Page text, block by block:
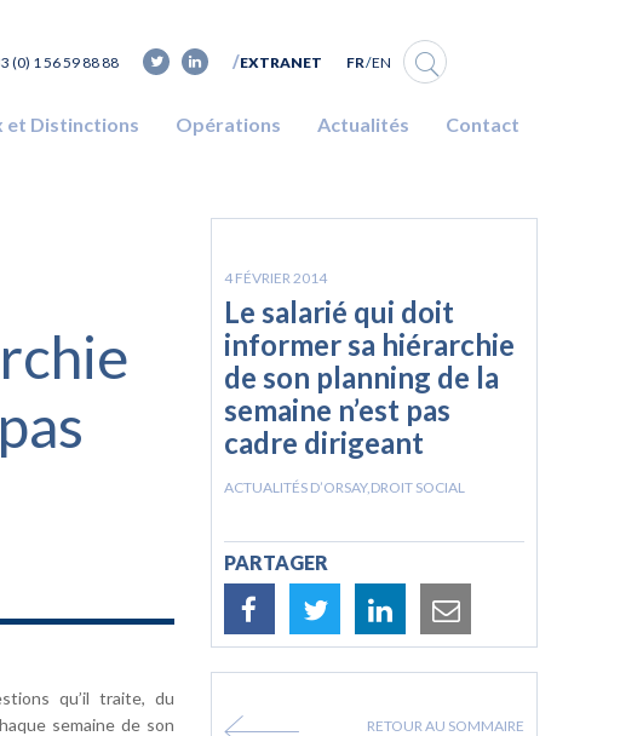
(0) 1 56 59 88 88 EXTRANET FR EN
et Distinctions Opérations Actualités Contact
qu’il traite, du
semaine de son
4 FÉVRIER 2014
Le salarié qui doit
informer sa hiérarchie
de son planning de la
semaine n’est pas
cadre dirigeant
ACTUALITÉS D’ORSAY,DROIT SOCIAL
PARTAGER
RETOUR AU SOMMAIRE